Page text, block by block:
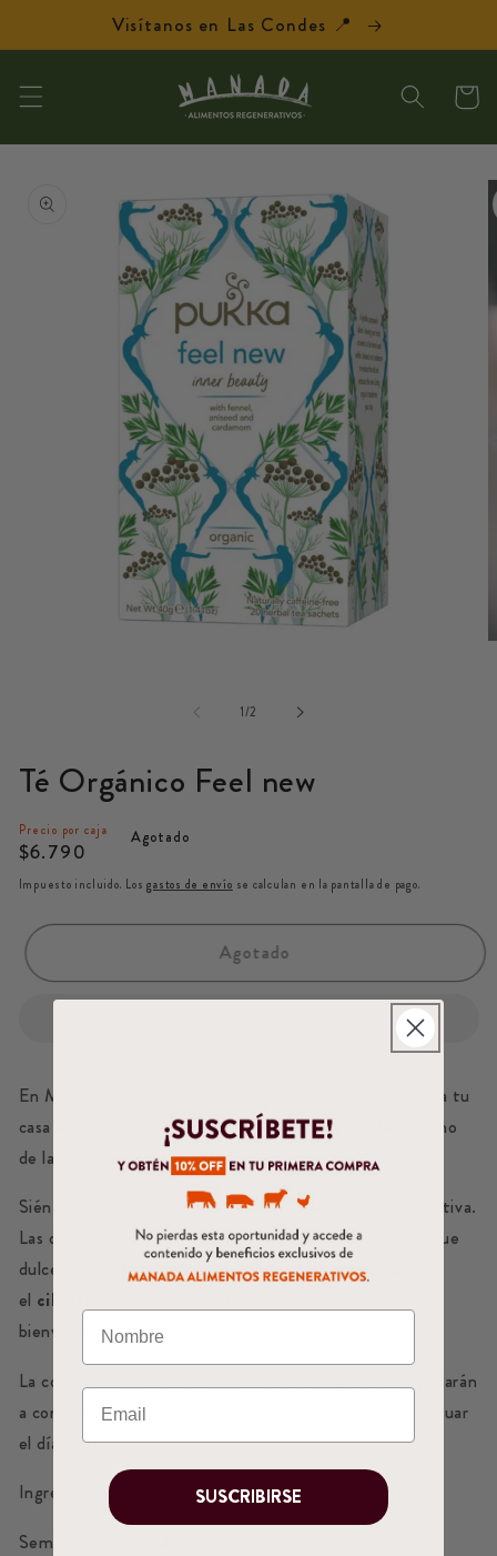
directamente
al contenido
Visítanos en Las Condes 📍
a la
del producto
ventana
modal
1/de
2
Té Orgánico Feel new
Precio por caja
Precio
habitual
$6.790
Agotado
Impuesto incluido. Losgastos de envío se calculan en la pantalla de pago.
Agotado
En Manada alimentos Regenerativos queremos llevar a tu
casa el té orgánico mas natural del mercado, de la mano
de la empresa inglesa Pukka.
Siéntete como nueva con esta infusión orgánica digestiva.
Las dulces hierbas dehinojoyregalizle darán un toque
dulce a tu taza mientras que elanís, lacúrcuma
el cilantro
bienvenida a lo nuevo.
La combinación de las semillas de hinojo y anís te ayudarán
a combatir la inflamación y darte la fuerza para continuar
el día sintiéndote como nueva.
Ingredientes:
Semillas de Aníz (42,5%)
SUSCRIBIRSE